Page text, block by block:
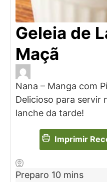
Geleia de
Maçã
Nana – Manga com
Delicioso para servir
lanche da tarde!
Imprimir
Preparo 10 mins